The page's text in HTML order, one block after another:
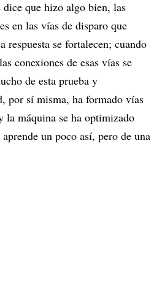
dice que hizo algo bien, las
en las vías de disparo que
respuesta se fortalecen; cuando
conexiones de esas vías se
de esta prueba y
por sí misma, ha formado vías
la máquina se ha optimizado
un poco así, pero de una